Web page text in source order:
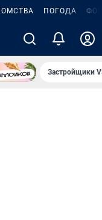
ПОГОДА
Застройщики